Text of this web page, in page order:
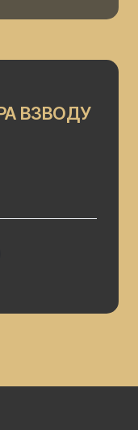
ВЗВОДУ